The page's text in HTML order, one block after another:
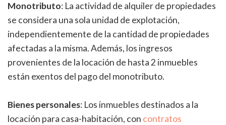
Monotributo: La actividad de alquiler de propiedades
se considera una sola unidad de explotación,
independientemente de la cantidad de propiedades
afectadas a la misma. Además, los ingresos
provenientes de la locación de hasta 2 inmuebles
están exentos del pago del monotributo.
Bienes personales: Los inmuebles destinados a la
locación para casa-habitación, con contratos